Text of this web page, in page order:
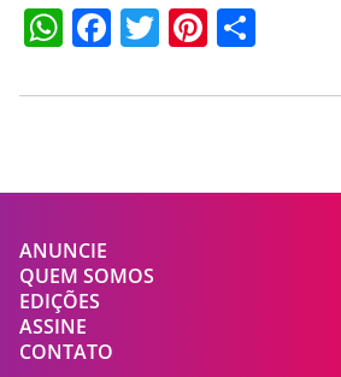
WhatsApp
Facebook
TwitterPinterest
ANUNCIE
QUEM SOMOS
EDIÇÕES
ASSINE
CONTATO